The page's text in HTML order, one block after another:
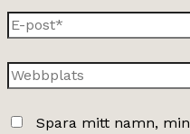
E-
post*
Webbplats
Spara mitt namn,